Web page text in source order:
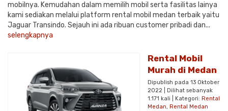
mobilnya. Kemudahan dalam memilih mobil serta fasilitas lainya
kami sediakan melalui platform rental mobil medan terbaik yaitu
Jaguar Transindo. Sejauh ini ada ribuan customer pribadi dan...
selengkapnya
Rental Mobil
Murah di Medan
Dipublish pada 13 Oktober
2022 | Dilihat sebanyak
1.171 kali | Kategori: Rental
Medan, Rental Medan